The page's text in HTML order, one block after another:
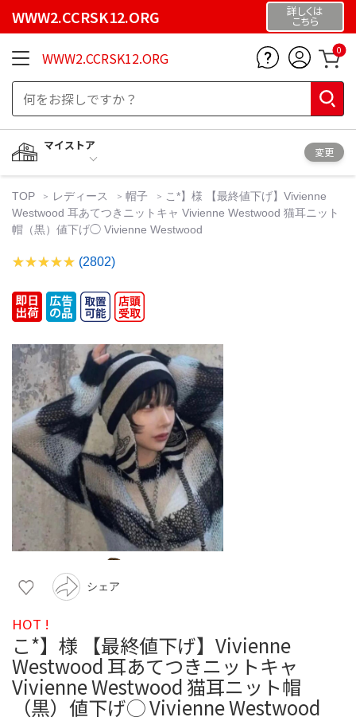
WWW2.CCRSK12.ORG 詳しくは
こちら
WWW2.CCRSK12.ORG 0
マイストア
変更
TOP レディース 帽子
こ*】様 【最終値下げ】Vivienne
Westwood 耳あてつきニットキャ Vivienne Westwood 猫耳ニット
帽（黒）値下げ◯ Vivienne Westwood
(2802)
シェア
HOT !
こ*】様 【最終値下げ】Vivienne
Westwood 耳あてつきニットキャ
Vivienne Westwood 猫耳ニット帽
（黒）値下げ◯ Vivienne Westwood